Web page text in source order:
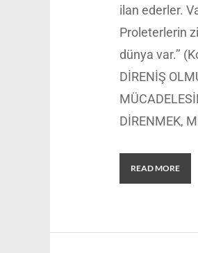
ilan ederler.
Proleterlerin
dünya var.’’
DİRENİŞ
DİRENMEK,
READ MORE